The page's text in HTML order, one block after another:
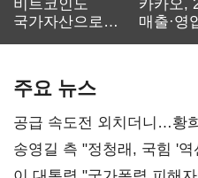
비트코인도
국가자산으로…'
카카오,
매출·영
주요 뉴스
공급 속도전 외치더니…황
리모델링' 제안
송영길 측 "정청래, 국힘 '